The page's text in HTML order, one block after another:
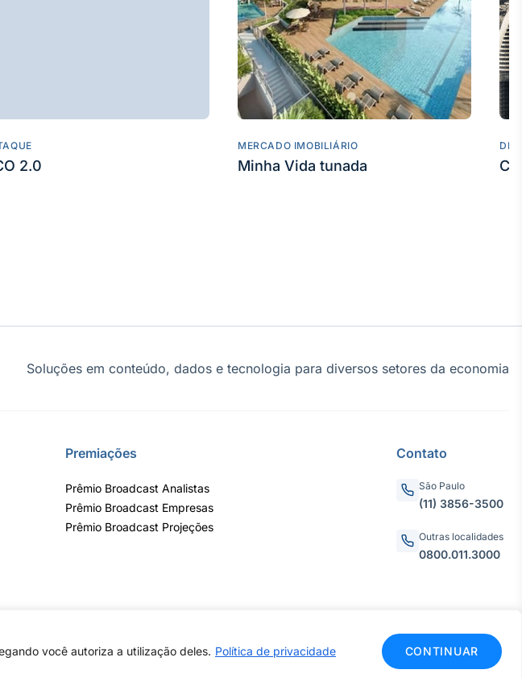
você autoriza a utilização deles. Política de privacidade CONTINUAR
2.0
MERCADO IMOBILIÁRIO
Minha Vida tunada
Soluções em conteúdo, dados e tecnologia para diversos setores da economia
Premiações
Prêmio Broadcast Analistas
Prêmio Broadcast Empresas
Prêmio Broadcast Projeções
Contato
São Paulo
(11) 3856-3500
Outras localidades
0800.011.3000
Paulo / SP, CEP 02598-900 - CNPJ: 62.652.961/0001-38